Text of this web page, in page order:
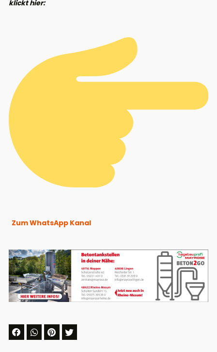
klickt hier:
Zum WhatsApp Kanal